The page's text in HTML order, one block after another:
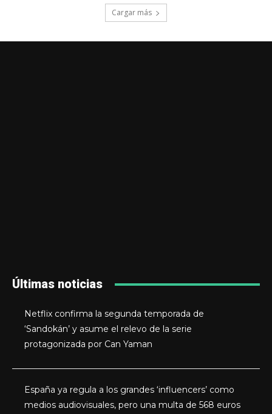
Cargar más
Últimas noticias
Netflix confirma la segunda temporada de
‘Sandokán’ y asume el relevo de la serie
protagonizada por Can Yaman
España ya regula a los grandes ‘influencers’ como
medios audiovisuales, pero una multa de 568 euros